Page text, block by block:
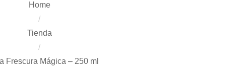
Home
/
Tienda
/
Frescura Mágica – 250 ml